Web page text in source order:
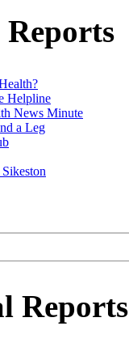
Helpline
News Minute
a Leg
Reports